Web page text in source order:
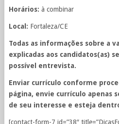
Horários: à combinar
Local: Fortaleza/CE
Todas as informações sobre a
explicadas aos candidatos(as)
possível entrevista.
Enviar currículo conforme
página, envie currículo apenas
de seu interesse e esteja
[contact-form-7 id=”38″